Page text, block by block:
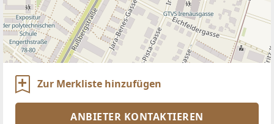
Zur Merkliste hinzufügen
ANBIETER KONTAKTIEREN